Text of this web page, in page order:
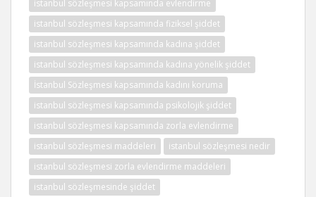
istanbul sözleşmesi kapsamında evlendirme
istanbul sözleşmesi kapsamında fiziksel şiddet
istanbul sözleşmesi kapsamında kadına şiddet
istanbul sözleşmesi kapsamında kadına yönelik şiddet
İstanbul Sözleşmesi kapsamında kadını koruma
istanbul sözleşmesi kapsamında psikolojik şiddet
istanbul sözleşmesi kapsamında zorla evlendirme
istanbul sözleşmesi maddeleri
istanbul sözleşmesi nedir
istanbul sözleşmesi zorla evlendirme maddeleri
istanbul sözleşmesinde şiddet